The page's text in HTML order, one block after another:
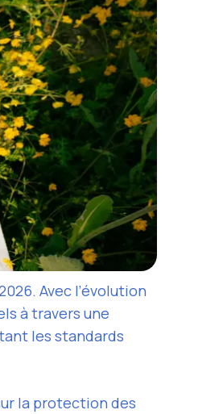
Avec l’évolution
à travers une
les standards
la protection des